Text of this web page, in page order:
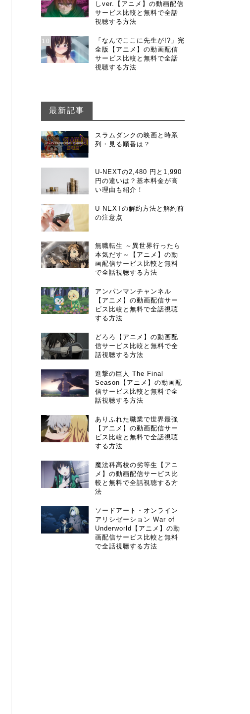
しver.【アニメ】の動画配信
サービス比較と無料で全話
視聴する方法
10
「なんでここに先生が!?」完
全版【アニメ】の動画配信
サービス比較と無料で全話
視聴する方法
最新記事
スラムダンクの映画と時系
列・見る順番は？
U-NEXTの2,480 円と1,990
円の違いは？基本料金が高
い理由も紹介！
U-NEXTの解約方法と解約前
の注意点
無職転生 ～異世界行ったら
本気だす～【アニメ】の動
画配信サービス比較と無料
で全話視聴する方法
アンパンマンチャンネル
【アニメ】の動画配信サー
ビス比較と無料で全話視聴
する方法
どろろ【アニメ】の動画配
信サービス比較と無料で全
話視聴する方法
進撃の巨人 The Final
Season【アニメ】の動画配
信サービス比較と無料で全
話視聴する方法
ありふれた職業で世界最強
【アニメ】の動画配信サー
ビス比較と無料で全話視聴
する方法
魔法科高校の劣等生【アニ
メ】の動画配信サービス比
較と無料で全話視聴する方
法
ソードアート・オンライン
アリシゼーション War of
Underworld【アニメ】の動
画配信サービス比較と無料
で全話視聴する方法